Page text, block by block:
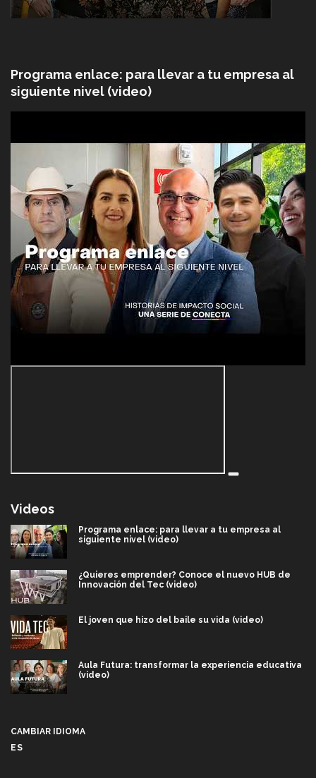
Programa enlace: para llevar a tu empresa al
siguiente nivel (video)
Videos
Programa enlace: para llevar a tu empresa al
siguiente nivel (video)
¿Quieres emprender? Conoce el nuevo HUB de
Innovación del Tec (video)
El joven que hizo del baile su vida (video)
Aula Futura: transformar la experiencia educativa
(video)
CAMBIAR IDIOMA
ES